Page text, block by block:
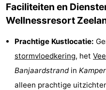
Boomgaard
De
-
Domburg
Joossesweg
Résidence
Last
Faciliteiten en
Wellnessresort
Prachtige Kustlocatie:
stormvloedkering, het
Banjaardstrandin
alleen prachtige